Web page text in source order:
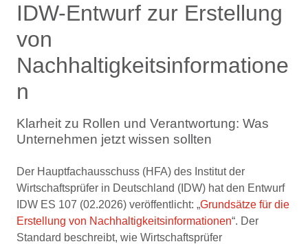
IDW-Entwurf zur Erstellung
von
Nachhaltigkeitsinformatione
n
Klarheit zu Rollen und Verantwortung: Was
Unternehmen jetzt wissen sollten
Der Hauptfachausschuss (HFA) des Institut der
Wirtschaftsprüfer in Deutschland (IDW) hat den Entwurf
IDW ES 107 (02.2026) veröffentlicht: „Grundsätze für die
Erstellung von Nachhaltigkeitsinformationen“. Der
Standard beschreibt, wie Wirtschaftsprüfer